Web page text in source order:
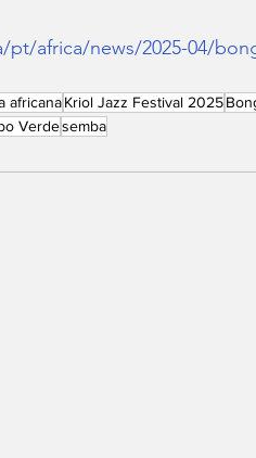
pt/africa/news/2025-04/
africanaKriol Jazz Festival 2025
Verdesemba